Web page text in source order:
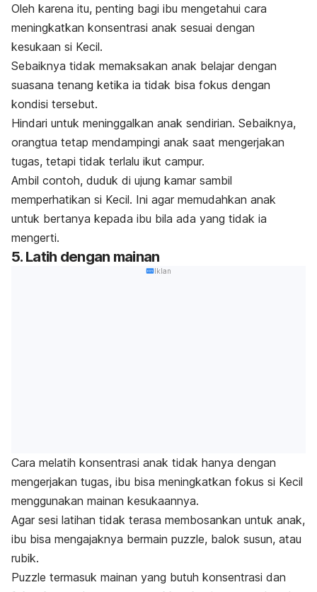
Oleh karena itu, penting bagi ibu mengetahui cara
meningkatkan konsentrasi anak sesuai dengan
kesukaan si Kecil.
Sebaiknya tidak memaksakan anak belajar dengan
suasana tenang ketika ia tidak bisa fokus dengan
kondisi tersebut.
Hindari untuk meninggalkan anak sendirian. Sebaiknya,
orangtua tetap mendampingi anak saat mengerjakan
tugas, tetapi tidak terlalu ikut campur.
Ambil contoh, duduk di ujung kamar sambil
memperhatikan si Kecil. Ini agar memudahkan anak
untuk bertanya kepada ibu bila ada yang tidak ia
mengerti.
5. Latih dengan mainan
Iklan
Cara melatih konsentrasi anak tidak hanya dengan
mengerjakan tugas, ibu bisa meningkatkan fokus si Kecil
menggunakan mainan kesukaannya.
Agar sesi latihan tidak terasa membosankan untuk anak,
ibu bisa mengajaknya bermain puzzle, balok susun, atau
rubik.
Puzzle termasuk mainan yang butuh konsentrasi dan